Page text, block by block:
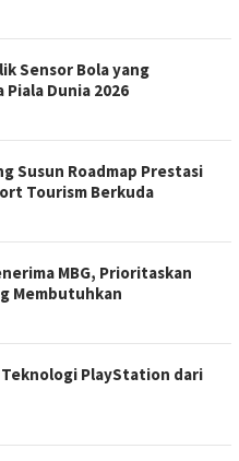
Sensor Bola yang
Piala Dunia 2026
Susun Roadmap Prestasi
Tourism Berkuda
MBG, Prioritaskan
Membutuhkan
PlayStation dari